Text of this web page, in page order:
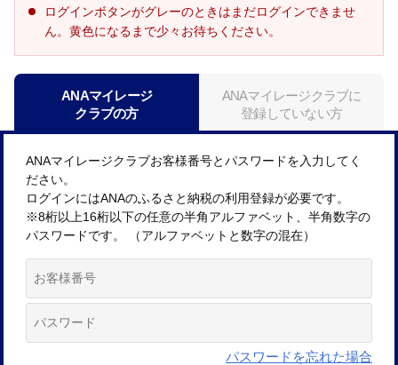
ログインボタンがグレーのときはまだログインできませ
ん。黄色になるまで少々お待ちください。
ANAマイレージ
クラブの方
ANAマイレージクラブに
登録していない方
ANAマイレージクラブお客様番号とパスワードを入力してく
ださい。
ログインにはANAのふるさと納税の利用登録が必要です。
※8桁以上16桁以下の任意の半角アルファベット、半角数字の
パスワードです。 （アルファベットと数字の混在）
パスワードを忘れた場合